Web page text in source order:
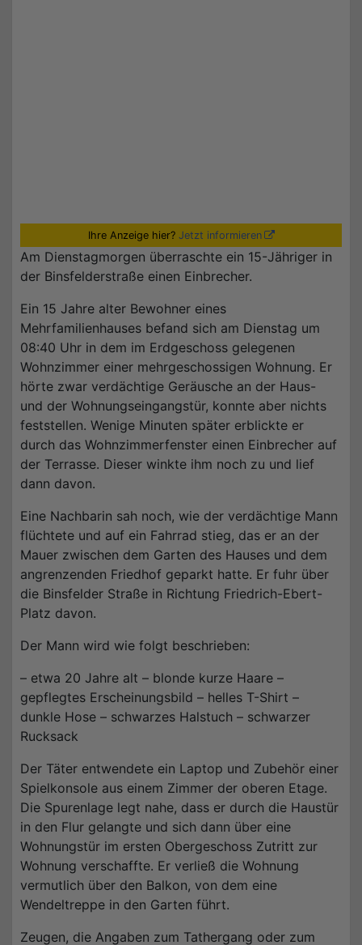
Ihre Anzeige hier? Jetzt informieren
Am Dienstagmorgen überraschte ein 15-Jähriger in
der Binsfelderstraße einen Einbrecher.
Ein 15 Jahre alter Bewohner eines
Mehrfamilienhauses befand sich am Dienstag um
08:40 Uhr in dem im Erdgeschoss gelegenen
Wohnzimmer einer mehrgeschossigen Wohnung. Er
hörte zwar verdächtige Geräusche an der Haus-
und der Wohnungseingangstür, konnte aber nichts
feststellen. Wenige Minuten später erblickte er
durch das Wohnzimmerfenster einen Einbrecher auf
der Terrasse. Dieser winkte ihm noch zu und lief
dann davon.
Eine Nachbarin sah noch, wie der verdächtige Mann
flüchtete und auf ein Fahrrad stieg, das er an der
Mauer zwischen dem Garten des Hauses und dem
angrenzenden Friedhof geparkt hatte. Er fuhr über
die Binsfelder Straße in Richtung Friedrich-Ebert-
Platz davon.
Der Mann wird wie folgt beschrieben:
– etwa 20 Jahre alt – blonde kurze Haare –
gepflegtes Erscheinungsbild – helles T-Shirt –
dunkle Hose – schwarzes Halstuch – schwarzer
Rucksack
Der Täter entwendete ein Laptop und Zubehör einer
Spielkonsole aus einem Zimmer der oberen Etage.
Die Spurenlage legt nahe, dass er durch die Haustür
in den Flur gelangte und sich dann über eine
Wohnungstür im ersten Obergeschoss Zutritt zur
Wohnung verschaffte. Er verließ die Wohnung
vermutlich über den Balkon, von dem eine
Wendeltreppe in den Garten führt.
Zeugen, die Angaben zum Tathergang oder zum